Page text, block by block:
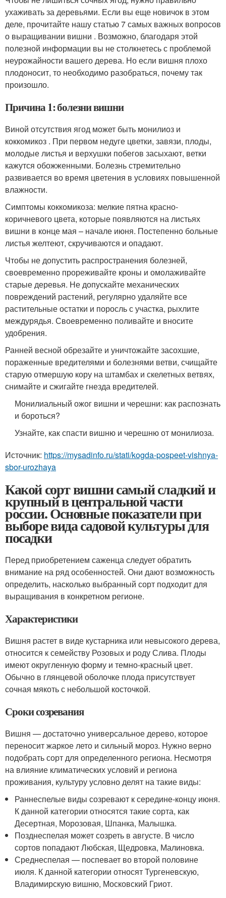
ухаживать за деревьями. Если вы еще новичок в этом
деле, прочитайте нашу статью 7 самых важных вопросов
о выращивании вишни . Возможно, благодаря этой
полезной информации вы не столкнетесь с проблемой
неурожайности вашего дерева. Но если вишня плохо
плодоносит, то необходимо разобраться, почему так
произошло.
Причина 1: болезни вишни
Виной отсутствия ягод может быть монилиоз и
коккомикоз . При первом недуге цветки, завязи, плоды,
молодые листья и верхушки побегов засыхают, ветки
кажутся обожженными. Болезнь стремительно
развивается во время цветения в условиях повышенной
влажности.
Симптомы коккомикоза: мелкие пятна красно-
коричневого цвета, которые появляются на листьях
вишни в конце мая – начале июня. Постепенно больные
листья желтеют, скручиваются и опадают.
Чтобы не допустить распространения болезней,
своевременно прореживайте кроны и омолаживайте
старые деревья. Не допускайте механических
повреждений растений, регулярно удаляйте все
растительные остатки и поросль с участка, рыхлите
междурядья. Своевременно поливайте и вносите
удобрения.
Ранней весной обрезайте и уничтожайте засохшие,
пораженные вредителями и болезнями ветви, счищайте
старую отмершую кору на штамбах и скелетных ветвях,
снимайте и сжигайте гнезда вредителей.
Монилиальный ожог вишни и черешни: как распознать
и бороться?
Узнайте, как спасти вишню и черешню от монилиоза.
Источник: https://mysadinfo.ru/stati/kogda-pospeet-vishnya-
sbor-urozhaya
Какой сорт вишни самый сладкий и
крупный в центральной части
россии. Основные показатели при
выборе вида садовой культуры для
посадки
Перед приобретением саженца следует обратить
внимание на ряд особенностей. Они дают возможность
определить, насколько выбранный сорт подходит для
выращивания в конкретном регионе.
Характеристики
Вишня растет в виде кустарника или невысокого дерева,
относится к семейству Розовых и роду Слива. Плоды
имеют округленную форму и темно-красный цвет.
Обычно в глянцевой оболочке плода присутствует
сочная мякоть с небольшой косточкой.
Сроки созревания
Вишня — достаточно универсальное дерево, которое
переносит жаркое лето и сильный мороз. Нужно верно
подобрать сорт для определенного региона. Несмотря
на влияние климатических условий и региона
проживания, культуру условно делят на такие виды:
Раннеспелые виды созревают к середине-концу июня.
К данной категории относятся такие сорта, как
Десертная, Морозовая, Шпанка, Малышка.
Позднеспелая может созреть в августе. В число
сортов попадают Любская, Щедровка, Малиновка.
Среднеспелая — поспевает во второй половине
июля. К данной категории относят Тургеневскую,
Владимирскую вишню, Московский Гриот.